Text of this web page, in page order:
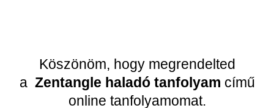
Köszönöm, hogy megrendelted
a Zentangle haladó tanfolyam című
online tanfolyamomat.